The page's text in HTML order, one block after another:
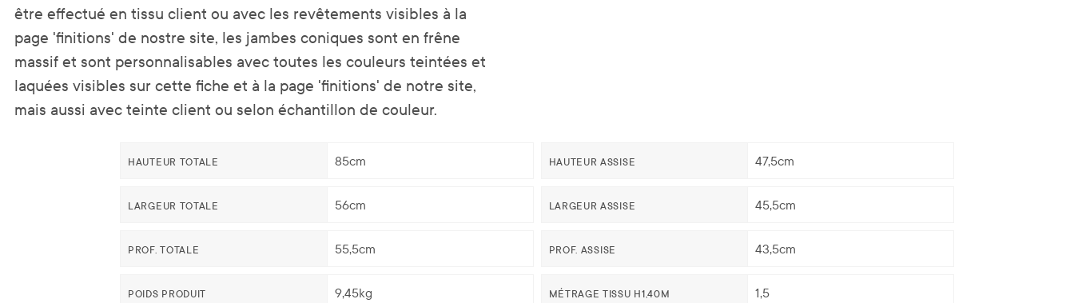
être effectué en tissu client ou avec les revêtements visibles à la
page 'finitions' de nostre site, les jambes coniques sont en frêne
massif et sont personnalisables avec toutes les couleurs teintées et
laquées visibles sur cette fiche et à la page 'finitions' de notre site,
mais aussi avec teinte client ou selon échantillon de couleur.
HAUTEUR TOTALE 85cm HAUTEUR ASSISE 47,5cm
LARGEUR TOTALE 56cm LARGEUR ASSISE 45,5cm
PROF. TOTALE 55,5cm PROF. ASSISE 43,5cm
POIDS PRODUIT 9,45kg MÉTRAGE TISSU H1,40M 1,5